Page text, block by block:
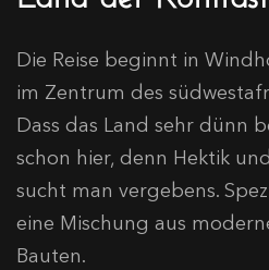
Die Reise beginnt in
im Zentrum des
Dass das Land sehr dünn
schon hier, denn Hektik
sucht man vergebens.
eine Mischung aus
Bauten.